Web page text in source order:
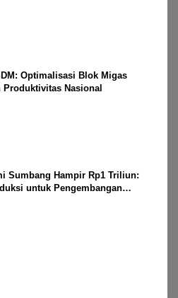
Optimalisasi Blok Migas
Produktivitas Nasional
Sumbang Hampir Rp1 Triliun:
untuk Pengembangan